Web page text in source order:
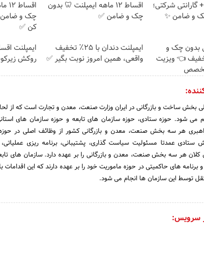
ماهه + گارانتی شرکتی؛
و ضامن ✨
اقساط ۱۲ ماهه ایمپلنت 🦷 بدون
چک و ضامن ✅
چک و
کن ✅
بدون چک و
با ٪۲۵ تخفیف 👈 ویزیت
ایمپلنت دندان با ۲۵٪ تخفیف
واقعی، همین امروز نوبت بگیر ✅
ایمپلنت
روکش
بخش ساخت و بازرگانی در ایران وزارت صنعت، معدن و تجارت است که از
هر سه بخش صنعت، معدن و بازرگانی کشور از وظائف اصلی در
عمدتا مسئولیت سیاست گذاری، پشتیبانی، برنامه ریزی
هر سه بخش صنعت، معدن و بازرگانی را بر عهده دارد. سازمان های
های حاکمیتی در حوزه ماموریت خود را بر عهده دارند که این
توسط این سازمان ها انجام می شود.
سرویس: